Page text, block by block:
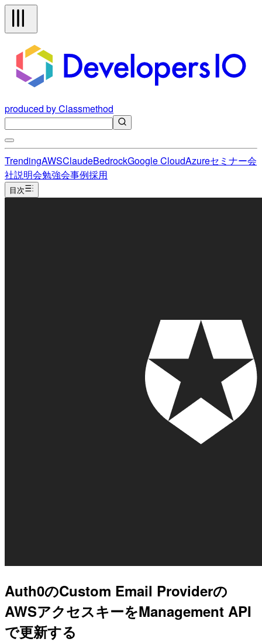
produced by Classmethod
TrendingAWSClaudeBedrockGoogle CloudAzureセミナー会
社説明会勉強会事例採用
目次
Auth0のCustom Email Providerの
AWSアクセスキーをManagement API
で更新する